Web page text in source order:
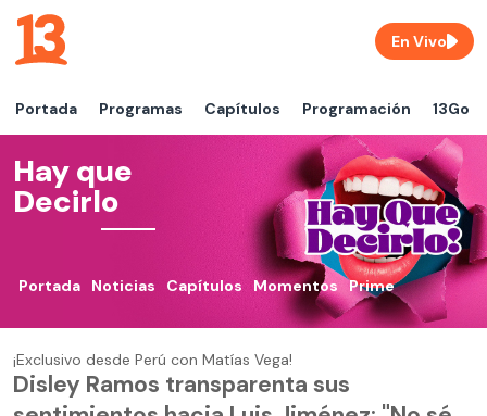
Portada Programas Capítulos Programación 13Go
En Vivo
Hay que
Decirlo
Portada Noticias Capítulos Momentos Prime
¡Exclusivo desde Perú con Matías Vega!
Disley Ramos transparenta sus